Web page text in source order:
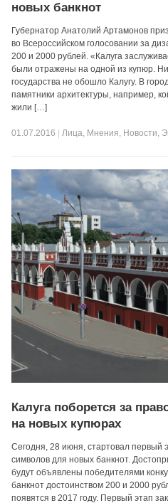
новых банкнот
Губернатор Анатолий Артамонов
во Всероссийском голосовании за
200 и 2000 рублей. «Калуга
были отражены на одной из купюр.
государства не обошло Калугу. В
памятники архитектуры, например,
жили […]
01.07.2016 |Лица, Мнения, Новости,
Калуга поборется за
на новых купюрах
Сегодня, 28 июня, стартовал первый
символов для новых банкнот.
будут объявлены победителями
банкнот достоинством 200 и 2000
появятся в 2017 году. Первый этап